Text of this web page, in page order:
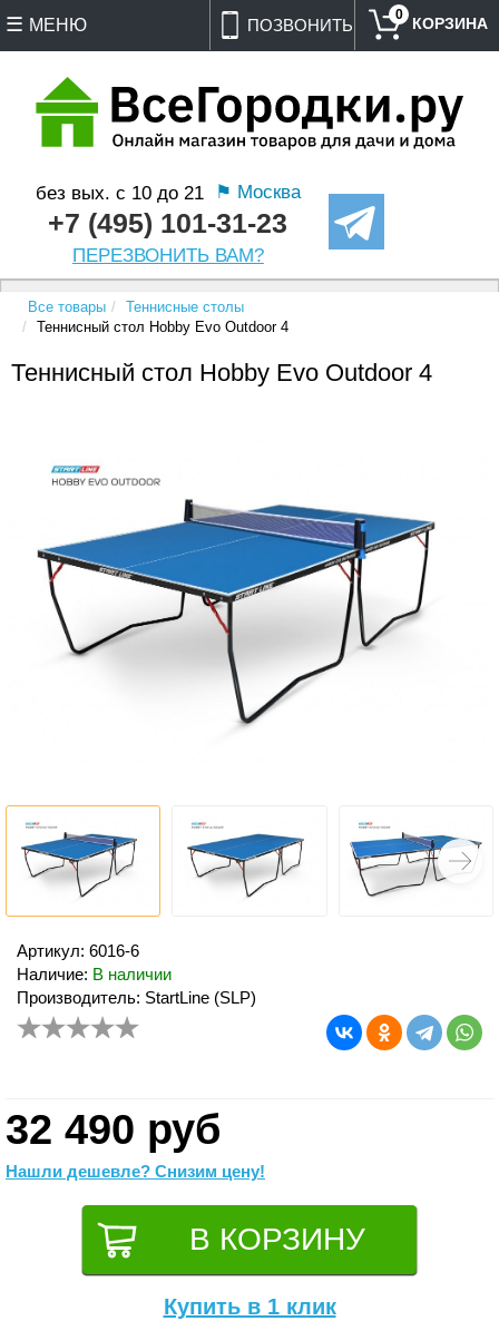
ПОЗВОНИТЬ
без вых. с 10 до 21 ⚑ Москва
+7 (495) 101-31-23
ПЕРЕЗВОНИТЬ ВАМ?
0
МЕНЮ
Все товары
Теннисные столы
Теннисный стол Hobby Evo Outdoor 4
Теннисный стол Hobby Evo Outdoor 4
Артикул: 6016-6
Наличие: В наличии
Производитель: StartLine (SLP)
32 490 руб
Нашли дешевле? Снизим цену!
Купить в 1 клик